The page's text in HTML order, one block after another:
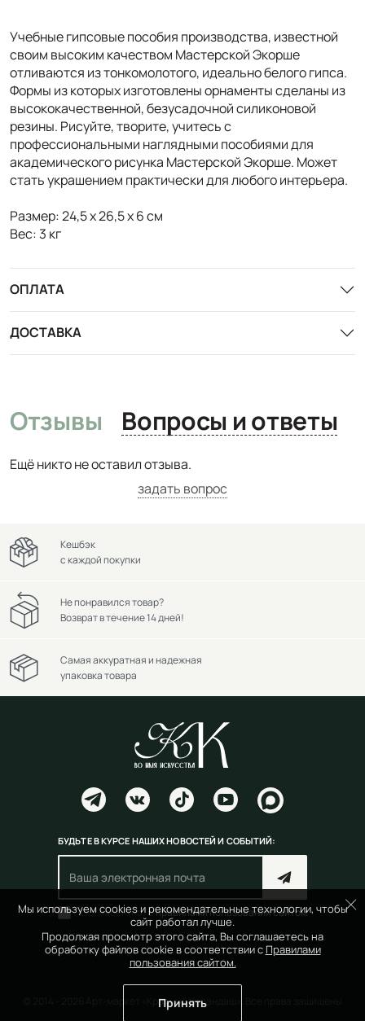
Учебные гипсовые пособия производства, известной
своим высоким качеством Мастерской Экорше
отливаются из тонкомолотого, идеально белого гипса.
Формы из которых изготовлены орнаменты сделаны из
высококачественной, безусадочной силиконовой
резины. Рисуйте, творите, учитесь с
профессиональными наглядными пособиями для
академического рисунка Мастерской Экорше. Может
стать украшением практически для любого интерьера.
Размер: 24,5 х 26,5 х 6 см
Вес: 3 кг
ОПЛАТА
ДОСТАВКА
Отзывы Вопросы и ответы
Ещё никто не оставил отзыва.
задать вопрос
Мы используем cookies и рекомендательные технологии, чтобы
сайт работал лучше.
Продолжая просмотр этого сайта, Вы соглашаетесь на
обработку файлов cookie в соответствии с Правилами
пользования сайтом.
Принять
Кешбэк
с каждой покупки
Не понравился товар?
Возврат в течение 14 дней!
Самая аккуратная и надежная
упаковка товара
БУДЬТЕ В КУРСЕ НАШИХ НОВОСТЕЙ И СОБЫТИЙ:
Согласен(на) справилами пользования сайтом
© 2014 - 2026 Арт-маркет «Красный Карандаш». Все права защищены